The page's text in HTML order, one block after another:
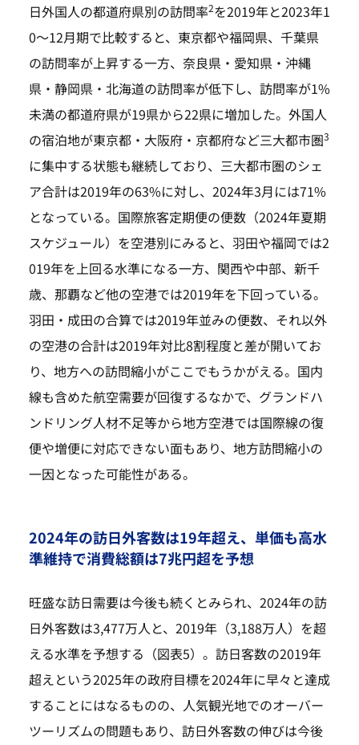
日外国人の都道府県別の訪問率2を2019年と2023年1
0～12月期で比較すると、東京都や福岡県、千葉県
の訪問率が上昇する一方、奈良県・愛知県・沖縄
県・静岡県・北海道の訪問率が低下し、訪問率が1%
未満の都道府県が19県から22県に増加した。外国人
の宿泊地が東京都・大阪府・京都府など三大都市圏3
に集中する状態も継続しており、三大都市圏のシェ
ア合計は2019年の63%に対し、2024年3月には71%
となっている。国際旅客定期便の便数（2024年夏期
スケジュール）を空港別にみると、羽田や福岡では2
019年を上回る水準になる一方、関西や中部、新千
歳、那覇など他の空港では2019年を下回っている。
羽田・成田の合算では2019年並みの便数、それ以外
の空港の合計は2019年対比8割程度と差が開いてお
り、地方への訪問縮小がここでもうかがえる。国内
線も含めた航空需要が回復するなかで、グランドハ
ンドリング人材不足等から地方空港では国際線の復
便や増便に対応できない面もあり、地方訪問縮小の
一因となった可能性がある。
2024年の訪日外客数は19年超え、単価も高水
準維持で消費総額は7兆円超を予想
旺盛な訪日需要は今後も続くとみられ、2024年の訪
日外客数は3,477万人と、2019年（3,188万人）を超
える水準を予想する（図表5）。訪日客数の2019年
超えという2025年の政府目標を2024年に早々と達成
することにはなるものの、人気観光地でのオーバー
ツーリズムの問題もあり、訪日外客数の伸びは今後